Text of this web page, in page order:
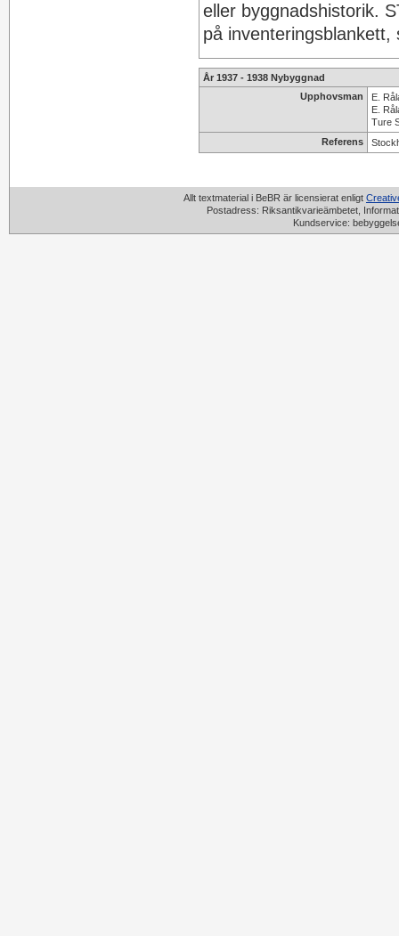
eller byggnadshistorik.
på
År 1937 - 1938 Nybyggnad
Upphovsman
E.
E.
Ture
Referens
Allt textmaterial i BeBR är licensierat enligt
Postadress: Riksantikvarieämbetet,
Kundservice: